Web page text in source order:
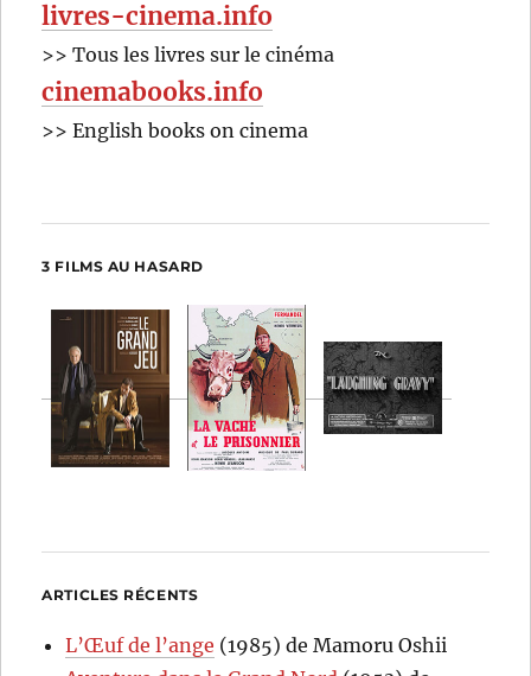
livres-cinema.info
>> Tous les livres sur le cinéma
cinemabooks.info
>> English books on cinema
3 FILMS AU HASARD
ARTICLES RÉCENTS
L’Œuf de l’ange (1985) de Mamoru Oshii